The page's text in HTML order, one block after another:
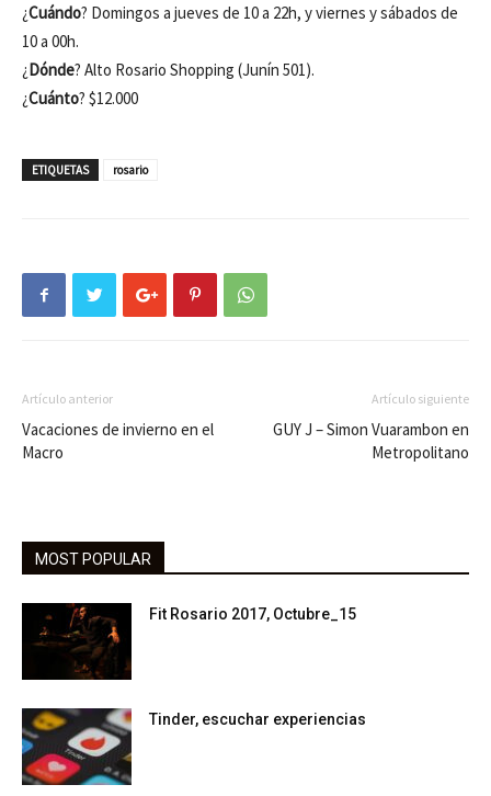
¿Cuándo? Domingos a jueves de 10 a 22h, y viernes y sábados de
10 a 00h.
¿Dónde? Alto Rosario Shopping (Junín 501).
¿Cuánto? $12.000
ETIQUETAS rosario
Artículo anterior
Vacaciones de invierno en el
Macro
Artículo siguiente
GUY J – Simon Vuarambon en
Metropolitano
MOST POPULAR
Fit Rosario 2017, Octubre_15
Tinder, escuchar experiencias